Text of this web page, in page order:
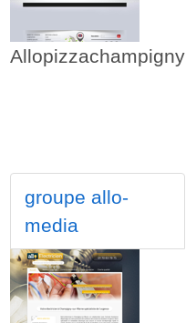
Allopizzachampigny
groupe allo-
media